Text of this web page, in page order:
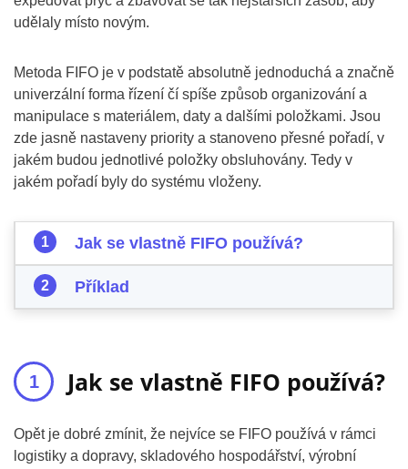
udělaly místo novým.
Metoda FIFO je v podstatě absolutně jednoduchá a značně
univerzální forma řízení čí spíše způsob organizování a
manipulace s materiálem, daty a dalšími položkami. Jsou
zde jasně nastaveny priority a stanoveno přesné pořadí, v
jakém budou jednotlivé položky obsluhovány. Tedy v
jakém pořadí byly do systému vloženy.
Jak se vlastně FIFO používá?
Příklad
Jak se vlastně FIFO používá?
Opět je dobré zmínit, že nejvíce se FIFO používá v rámci
logistiky a dopravy, skladového hospodářství, výrobní